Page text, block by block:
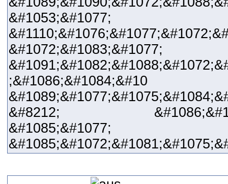
&#1053;&#1077;
;&#1086;&#1084;&#10
&#8212;
&#1085;&#1077;